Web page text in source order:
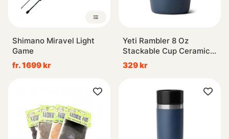
Shimano Miravel Light
Game
fr. 1699 kr
Yeti Rambler 8 Oz
Stackable Cup Ceramic -
Navy
329 kr